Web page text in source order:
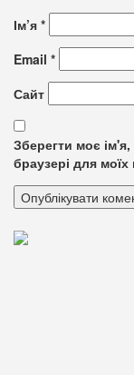
Ім’я *
Email *
Сайт
Зберегти моє
браузері для